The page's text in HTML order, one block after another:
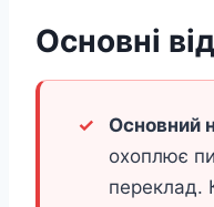
Основні
Основний
охоплює
переклад.